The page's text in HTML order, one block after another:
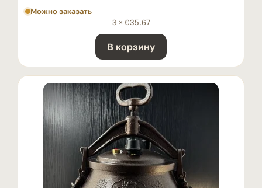
Можно заказать
3 × €35.67
В корзину